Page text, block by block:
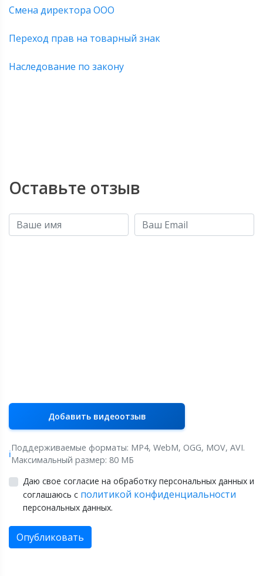
Смена директора ООО
Переход прав на товарный знак
Наследование по закону
Оставьте отзыв
Добавить видеоотзыв
ℹ️
Поддерживаемые форматы: MP4, WebM, OGG, MOV, AVI.
Максимальный размер: 80 МБ
Даю свое согласие на обработку персональных данных и
соглашаюсь с политикой конфиденциальности
персональных данных.
Опубликовать